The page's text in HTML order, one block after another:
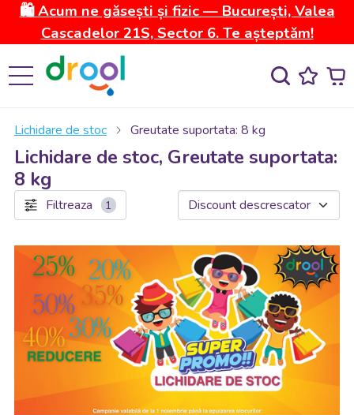
🛍️ Acum ne găsești și fizic — București, Valea
Cascadelor 21S, Sector 6. Te așteptăm!
Lichidare de stoc Greutate suportata: 8 kg
Lichidare de stoc, Greutate suportata:
8 kg
Filtreaza 1